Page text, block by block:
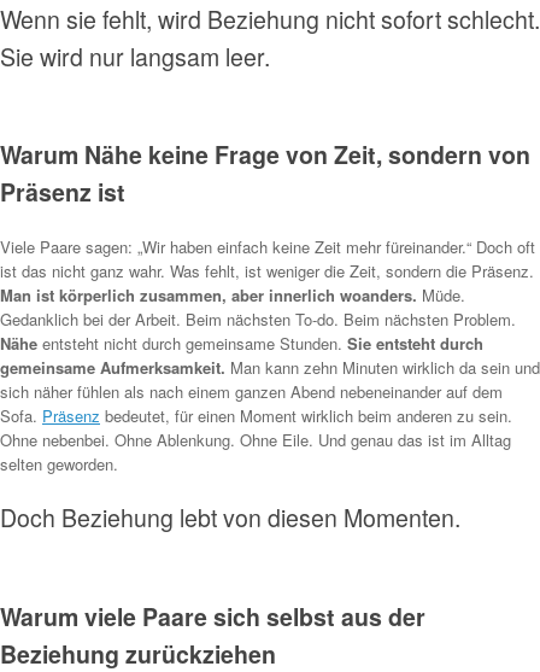
Wenn sie fehlt, wird Beziehung nicht sofort schlecht.
Sie wird nur langsam leer.
Warum Nähe keine Frage von Zeit, sondern von
Präsenz ist
Viele Paare sagen: „Wir haben einfach keine Zeit mehr füreinander.“ Doch oft
ist das nicht ganz wahr. Was fehlt, ist weniger die Zeit, sondern die Präsenz.
Man ist körperlich zusammen, aber innerlich woanders. Müde.
Gedanklich bei der Arbeit. Beim nächsten To-do. Beim nächsten Problem.
Nähe entsteht nicht durch gemeinsame Stunden. Sie entsteht durch
gemeinsame Aufmerksamkeit. Man kann zehn Minuten wirklich da sein und
sich näher fühlen als nach einem ganzen Abend nebeneinander auf dem
Sofa. Präsenz bedeutet, für einen Moment wirklich beim anderen zu sein.
Ohne nebenbei. Ohne Ablenkung. Ohne Eile. Und genau das ist im Alltag
selten geworden.
Doch Beziehung lebt von diesen Momenten.
Warum viele Paare sich selbst aus der
Beziehung zurückziehen